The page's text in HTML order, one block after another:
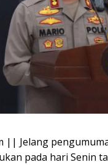
|| Jelang
pada hari Senin